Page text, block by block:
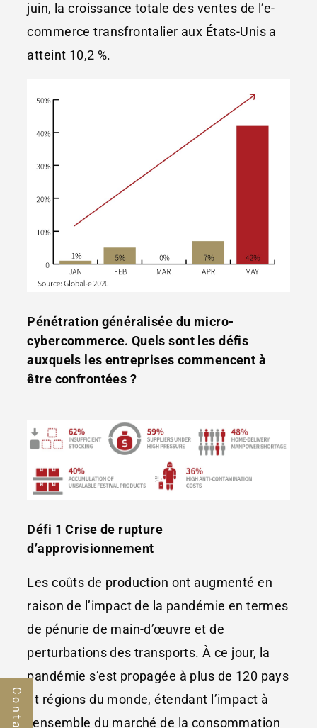
juin, la croissance totale des ventes de l’e-
commerce transfrontalier aux États-Unis a
atteint 10,2 %.
Pénétration généralisée du micro-
cybercommerce. Quels sont les défis
auxquels les entreprises commencent à
être confrontées ?
Défi 1 Crise de rupture
d’approvisionnement
Les coûts de production ont augmenté en
raison de l’impact de la pandémie en termes
de pénurie de main-d’œuvre et de
perturbations des transports. À ce jour, la
pandémie s’est propagée à plus de 120 pays
et régions du monde, étendant l’impact à
l’ensemble du marché de la consommation